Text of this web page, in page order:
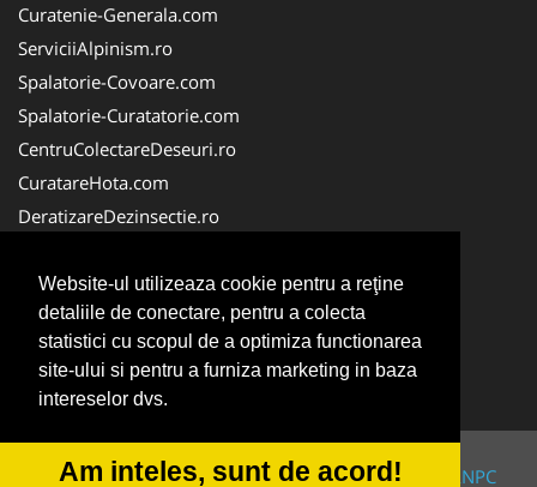
Website-ul utilizeaza cookie pentru a reţine
detaliile de conectare, pentru a colecta
statistici cu scopul de a optimiza functionarea
site-ului si pentru a furniza marketing in baza
intereselor dvs.
Am inteles, sunt de acord!
Curatenie-Generala.com
ServiciiAlpinism.ro
Spalatorie-Covoare.com
Spalatorie-Curatatorie.com
CentruColectareDeseuri.ro
CuratareHota.com
DeratizareDezinsectie.ro
ColectareDeseuriMedicale.com
FirmaDeratizare.ro
Service-Reparatii.com
Servicii-DDD.com
© 2014-2026 Powered byVilonMedia&TekaBility ANPC